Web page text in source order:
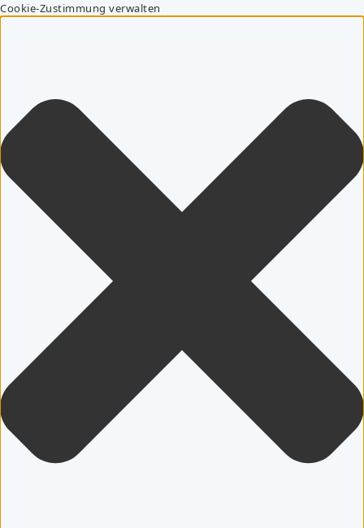
Cookie-Zustimmung verwalten